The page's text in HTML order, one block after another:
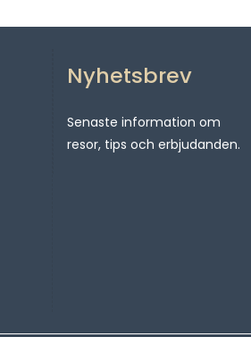
Nyhetsbrev
Senaste information om
resor, tips och erbjudanden.